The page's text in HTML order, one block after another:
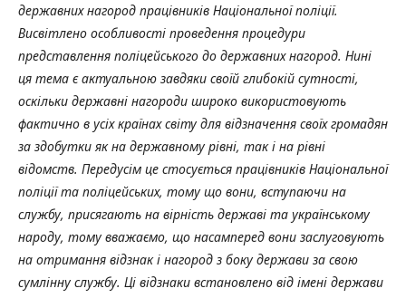
державних нагород працівників Національної поліції.
Висвітлено особливості проведення процедури
представлення поліцейського до державних нагород. Нині
ця тема є актуальною завдяки своїй глибокій сутності,
оскільки державні нагороди широко використовують
фактично в усіх країнах світу для відзначення своїх громадян
за здобутки як на державному рівні, так і на рівні
відомств. Передусім це стосується працівників Національної
поліції та поліцейських, тому що вони, вступаючи на
службу, присягають на вірність державі та українському
народу, тому вважаємо, що насамперед вони заслуговують
на отримання відзнак і нагород з боку держави за свою
сумлінну службу. Ці відзнаки встановлено від імені держави